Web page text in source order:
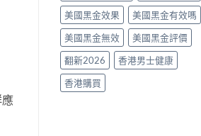
美國黑金效果
美國黑金有效嗎
美國黑金無效
美國黑金評價
翻新2026
香港男士健康
香港購買